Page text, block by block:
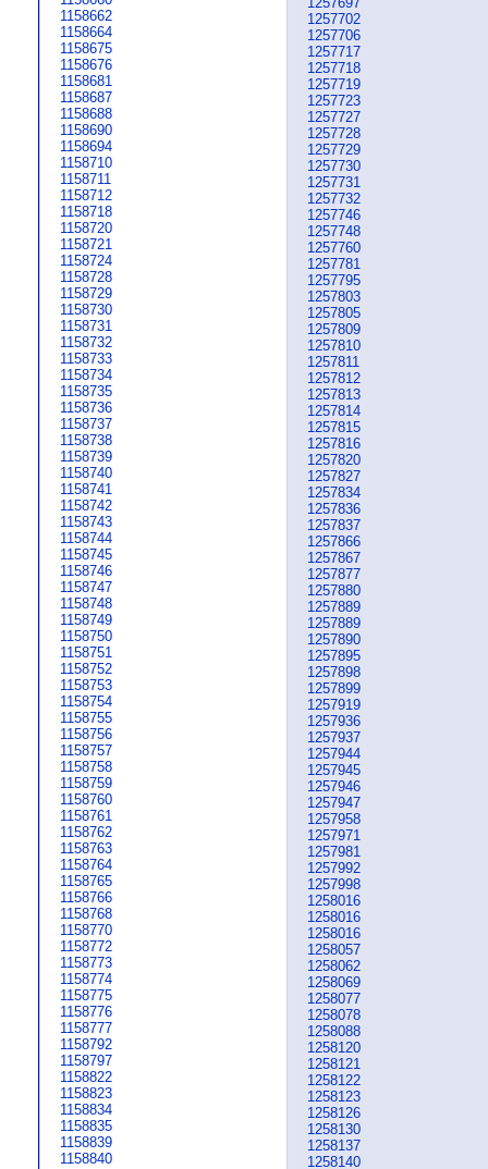
1158662
1158664
1158675
1158676
1158681
1158687
1158688
1158690
1158694
1158710
1158711
1158712
1158718
1158720
1158721
1158724
1158728
1158729
1158730
1158731
1158732
1158733
1158734
1158735
1158736
1158737
1158738
1158739
1158740
1158741
1158742
1158743
1158744
1158745
1158746
1158747
1158748
1158749
1158750
1158751
1158752
1158753
1158754
1158755
1158756
1158757
1158758
1158759
1158760
1158761
1158762
1158763
1158764
1158765
1158766
1158768
1158770
1158772
1158773
1158774
1158775
1158776
1158777
1158792
1158797
1158822
1158823
1158834
1158835
1158839
1158840
1257702
1257706
1257717
1257718
1257719
1257723
1257727
1257728
1257729
1257730
1257731
1257732
1257746
1257748
1257760
1257781
1257795
1257803
1257805
1257809
1257810
1257811
1257812
1257813
1257814
1257815
1257816
1257820
1257827
1257834
1257836
1257837
1257866
1257867
1257877
1257880
1257889
1257889
1257890
1257895
1257898
1257899
1257919
1257936
1257937
1257944
1257945
1257946
1257947
1257958
1257971
1257981
1257992
1257998
1258016
1258016
1258016
1258057
1258062
1258069
1258077
1258078
1258088
1258120
1258121
1258122
1258123
1258126
1258130
1258137
1258140